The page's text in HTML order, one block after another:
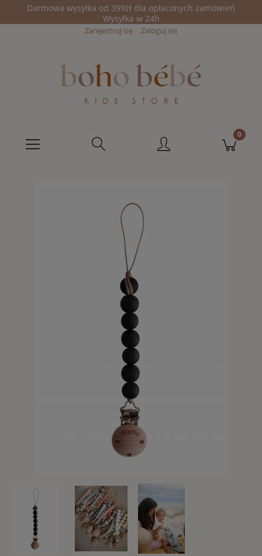
Darmowa wysyłka od 399zł dla opłaconych zamówień
Wysyłka w 24h
Zarejestruj się Zaloguj się